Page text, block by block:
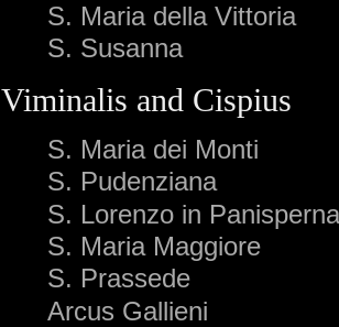
S. Maria della Vittoria
S. Susanna
Viminalis and Cispius
S. Maria dei Monti
S. Pudenziana
S. Lorenzo in Panisperna
S. Maria Maggiore
S. Prassede
Arcus Gallieni